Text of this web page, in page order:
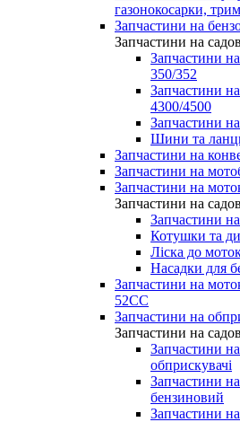
газонокосарки,
Запчастини на
Запчастини на
Запчастини
350/352
Запчастини
4300/4500
Запчастини
Шини та
Запчастини на
Запчастини на
Запчастини на
Запчастини на
Запчастини
Котушки та
Ліска до
Насадки для
Запчастини на
52СС
Запчастини на
Запчастини на
Запчастини
обприскувачі
Запчастини
бензиновий
Запчастини